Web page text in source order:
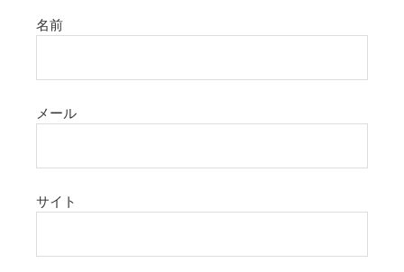
名前
メール
サイト